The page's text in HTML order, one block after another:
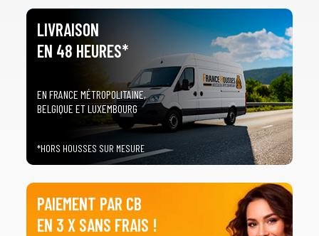
LIVRAISON
EN 48 HEURES*
EN FRANCE MÉTROPOLITAINE,
BELGIQUE ET LUXEMBOURG
*HORS HOUSSES SUR MESURE
PAIEMENT PAR CB
EN 3 X SANS FRAIS !